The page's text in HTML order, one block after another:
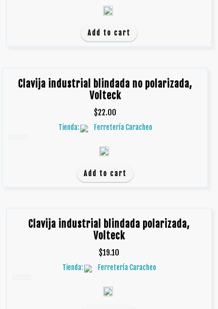
Add to cart
Clavija industrial blindada no polarizada,
Volteck
$22.00
Tienda: Ferretería Caracheo
Add to cart
Clavija industrial blindada polarizada,
Volteck
$19.10
Tienda: Ferretería Caracheo